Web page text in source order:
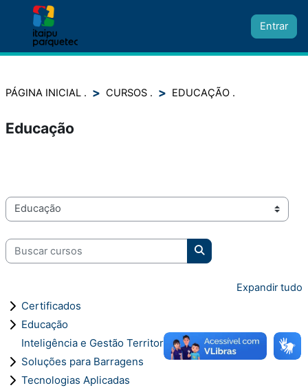
Ir para o conteúdo principal
Painel lateral
Entrar
PÁGINA INICIAL CURSOS EDUCAÇÃO
Educação
Categorias de Cursos
Buscar cursos
Buscar cursos
Expandir tudo
Certificados
Educação
Inteligência e Gestão Territorial
Soluções para Barragens
Tecnologias Aplicadas